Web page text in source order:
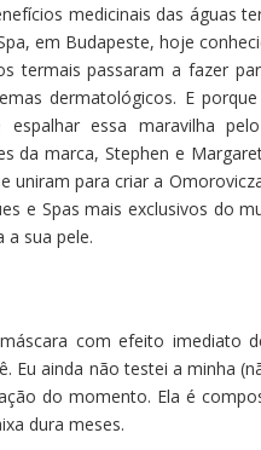
medicinais das águas
em Budapeste, hoje
termais passaram a fazer
dermatológicos. E
essa maravilha
da marca, Stephen e
uniram para criar a
e Spas mais exclusivos do
a sua pele.
com efeito imediato
Eu ainda não testei a minha
do momento. Ela é
dura meses.